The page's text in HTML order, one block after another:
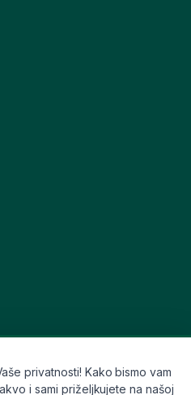
privatnosti! Kako bismo vam
i sami priželjkujete na našoj